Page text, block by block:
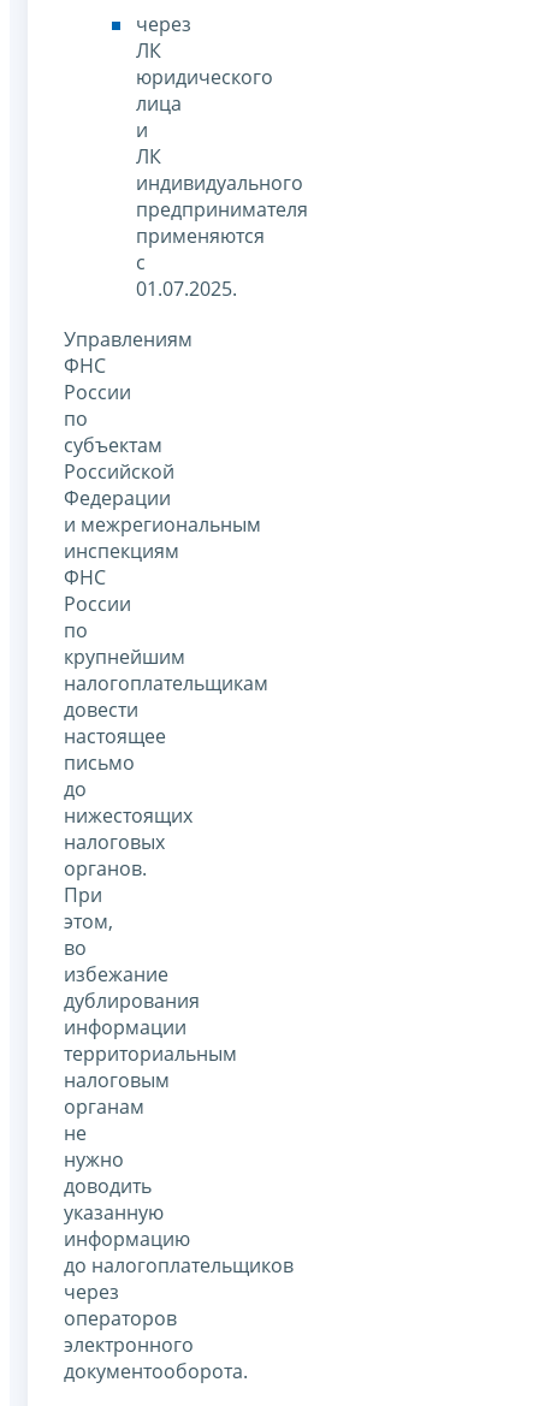
через
ЛК
юридического
лица
и
ЛК
индивидуального
предпринимателя
применяются
с
01.07.2025.
Управлениям
ФНС
России
по
субъектам
Российской
Федерации
и межрегиональным
инспекциям
ФНС
России
по
крупнейшим
налогоплательщикам
довести
настоящее
письмо
до
нижестоящих
налоговых
органов.
При
этом,
во
избежание
дублирования
информации
территориальным
налоговым
органам
не
нужно
доводить
указанную
информацию
до налогоплательщиков
через
операторов
электронного
документооборота.